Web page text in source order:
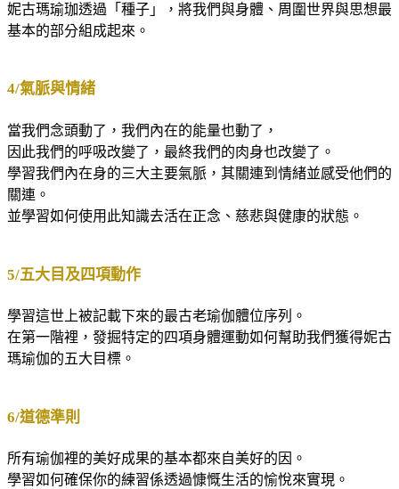
妮古瑪瑜珈透過「種子」，將我們與身體、周圍世界與思想最
基本的部分組成起來。
4/氣脈與情緒
當我們念頭動了，我們內在的能量也動了，
因此我們的呼吸改變了，最終我們的肉身也改變了。
學習我們內在身的三大主要氣脈，其關連到情緒並感受他們的
關連。
並學習如何使用此知識去活在正念、慈悲與健康的狀態。
5/五大目及四項動作
學習這世上被記載下來的最古老瑜伽體位序列。
在第一階裡，發掘特定的四項身體運動如何幫助我們獲得妮古
瑪瑜伽的五大目標。
6/道德準則
所有瑜伽裡的美好成果的基本都來自美好的因。
學習如何確保你的練習係透過慷慨生活的愉悅來實現。